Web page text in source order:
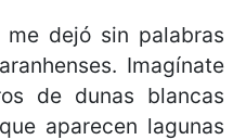
dejó sin palabras
Imagínate
de dunas blancas
aparecen lagunas